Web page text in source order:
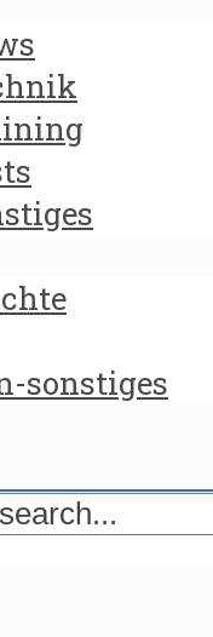
sonstiges